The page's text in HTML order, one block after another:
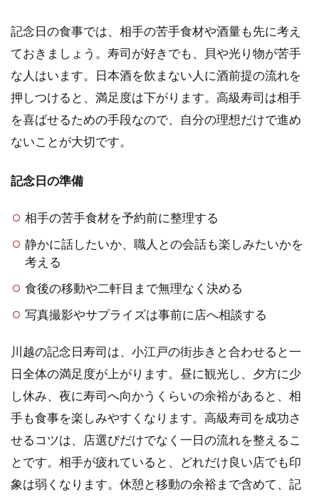
記念日の食事では、相手の苦手食材や酒量も先に考え
ておきましょう。寿司が好きでも、貝や光り物が苦手
な人はいます。日本酒を飲まない人に酒前提の流れを
押しつけると、満足度は下がります。高級寿司は相手
を喜ばせるための手段なので、自分の理想だけで進め
ないことが大切です。
記念日の準備
相手の苦手食材を予約前に整理する
静かに話したいか、職人との会話も楽しみたいかを
考える
食後の移動や二軒目まで無理なく決める
写真撮影やサプライズは事前に店へ相談する
川越の記念日寿司は、小江戸の街歩きと合わせると一
日全体の満足度が上がります。昼に観光し、夕方に少
し休み、夜に寿司へ向かうくらいの余裕があると、相
手も食事を楽しみやすくなります。高級寿司を成功さ
せるコツは、店選びだけでなく一日の流れを整えるこ
とです。相手が疲れていると、どれだけ良い店でも印
象は弱くなります。休憩と移動の余裕まで含めて、記